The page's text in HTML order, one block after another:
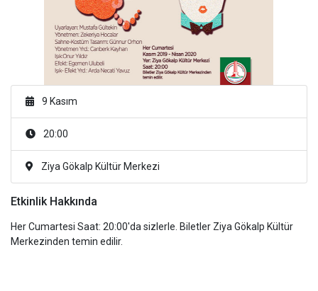
9 Kasım
20:00
Ziya Gökalp Kültür Merkezi
Etkinlik Hakkında
Her Cumartesi Saat: 20:00'da sizlerle. Biletler Ziya Gökalp Kültür
Merkezinden temin edilir.